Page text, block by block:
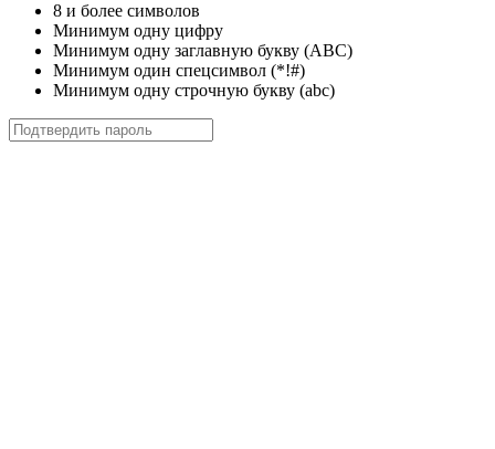
8 и более символов
Минимум одну цифру
Минимум одну заглавную букву (ABC)
Минимум один спецсимвол (*!#)
Минимум одну строчную букву (abc)